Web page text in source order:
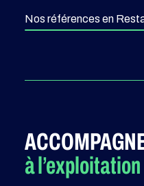
Nos références en
à l’exploitation